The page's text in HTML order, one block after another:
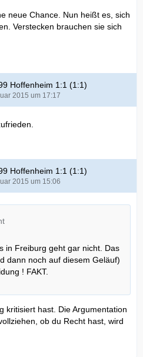
neue Chance. Nun heißt es, sich
Verstecken brauchen sie sich
Hoffenheim 1:1 (1:1)
2015 um 17:17
Hoffenheim 1:1 (1:1)
2015 um 15:06
in Freiburg geht gar nicht. Das
dann noch auf diesem Geläuf)
! FAKT.
kritisiert hast. Die Argumentation
ob du Recht hast, wird